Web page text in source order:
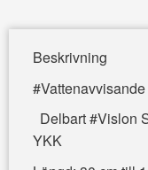
Beskrivning
#Vattenavvisande
Delbart #Vislon
YKK